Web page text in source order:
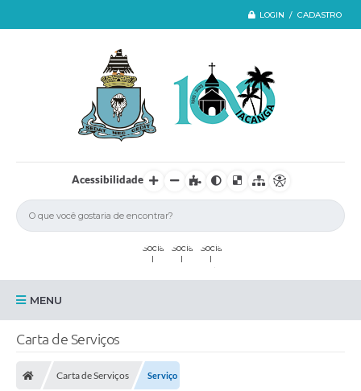
LOGIN / CADASTRO
Acessibilidade
MENU
Iacanga
Diário Oficial
Carta de Serviços
Carta de Serviços Serviço